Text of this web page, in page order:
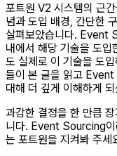
포트원 V2 시스템의 근
념과 도입 배경, 간단한
살펴보았습니다. Event
내에서 해당 기술을 도입
도 실제로 이 기술을 도
들이 본 글을 읽고
대해 더 깊게 이해하게
과감한 결정을 한 만큼
니다. Event Sourcing이
는 포트원을 지켜봐 주세